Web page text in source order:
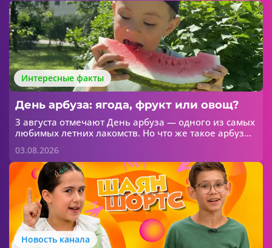
Интересные факты
День арбуза: ягода, фрукт или овощ?
3 августа отмечают День арбуза — одного из самых
любимых летних лакомств. Но что же такое арбуз
03.08.2026
Новость канала